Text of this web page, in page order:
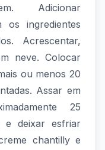
Adicionar
os ingredientes
Acrescentar,
neve. Colocar
ou menos 20
Assar em
25
e deixar esfriar
chantilly e